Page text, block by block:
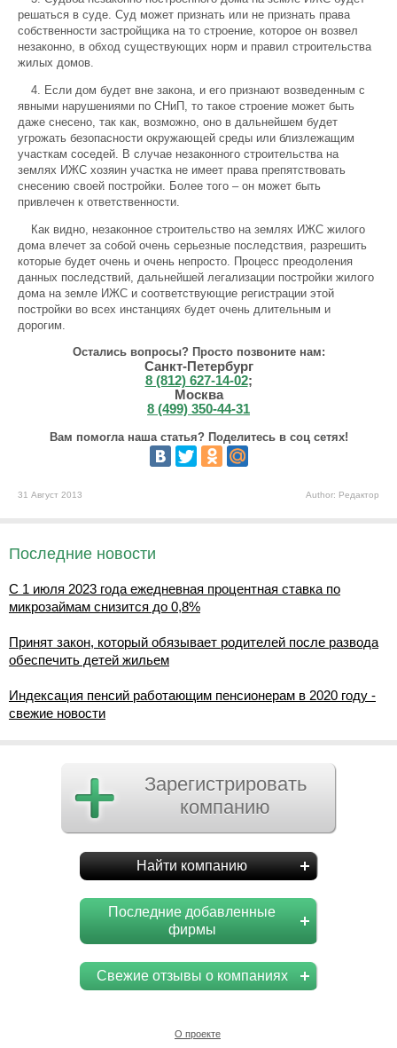
решаться в суде. Суд может признать или не признать права
собственности застройщика на то строение, которое он возвел
незаконно, в обход существующих норм и правил строительства
жилых домов.
4. Если дом будет вне закона, и его признают возведенным с
явными нарушениями по СНиП, то такое строение может быть
даже снесено, так как, возможно, оно в дальнейшем будет
угрожать безопасности окружающей среды или близлежащим
участкам соседей. В случае незаконного строительства на
землях ИЖС хозяин участка не имеет права препятствовать
снесению своей постройки. Более того – он может быть
привлечен к ответственности.
Как видно, незаконное строительство на землях ИЖС жилого
дома влечет за собой очень серьезные последствия, разрешить
которые будет очень и очень непросто. Процесс преодоления
данных последствий, дальнейшей легализации постройки жилого
дома на земле ИЖС и соответствующие регистрации этой
постройки во всех инстанциях будет очень длительным и
дорогим.
Остались вопросы? Просто позвоните нам:
Санкт-Петербург
8 (812) 627-14-02;
Москва
8 (499) 350-44-31
Вам помогла наша статья? Поделитесь в соц сетях!
31 Август 2013 Author: Редактор
Последние новости
С 1 июля 2023 года ежедневная процентная ставка по
микрозаймам снизится до 0,8%
Принят закон, который обязывает родителей после развода
обеспечить детей жильем
Индексация пенсий работающим пенсионерам в 2020 году -
свежие новости
Зарегистрировать
компанию
Найти компанию
Последние добавленные
фирмы
Свежие отзывы о компаниях
О проекте